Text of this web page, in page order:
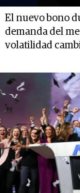
El nuevo bono
demanda del
volatilidad